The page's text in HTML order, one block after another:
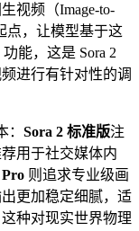
视频（Image-to-
点，让模型基于这
能，这是 Sora 2
进行有针对性的调
Sora 2 标准版注
用于社交媒体内
Pro 则追求专业级画
更加稳定细腻，适
种对现实世界物理